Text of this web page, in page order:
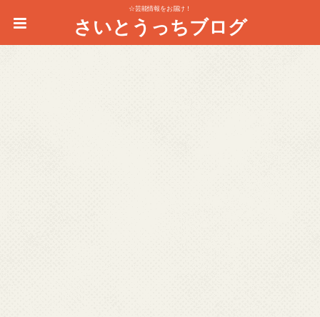
☆芸能情報をお届け！
さいとうっちブログ